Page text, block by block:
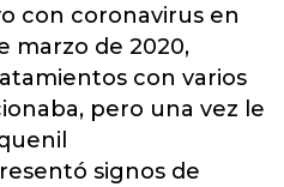
con coronavirus en
marzo de 2020,
con varios
pero una vez le
signos de